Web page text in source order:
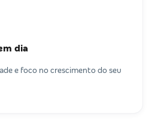
dia
e foco no crescimento do seu